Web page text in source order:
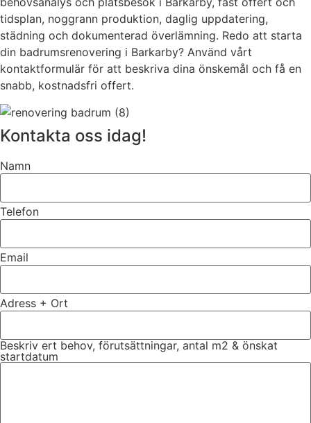
tidsplan, noggrann produktion, daglig uppdatering,
städning och dokumenterad överlämning. Redo att starta
din badrumsrenovering i Barkarby? Använd vårt
kontaktformulär för att beskriva dina önskemål och få en
snabb, kostnadsfri offert.
Kontakta oss idag!
Namn
Telefon
Email
Adress + Ort
Beskriv ert behov, förutsättningar, antal m2 & önskat
startdatum